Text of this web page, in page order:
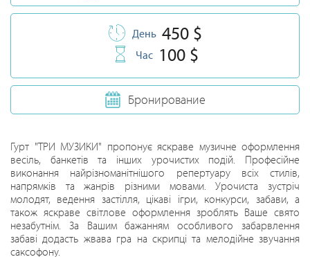
День 450 $
Час 100 $
Бронирование
Гурт "ТРИ МУЗИКИ" пропонує яскраве музичне оформлення
весіль, банкетів та інших урочистих подій. Професійне
виконання найрізноманітнішого репертуару всіх стилів,
напрямків та жанрів різними мовами. Урочиста зустріч
молодят, ведення застілля, цікаві ігри, конкурси, забави, а
також яскраве світлове оформлення зроблять Ваше свято
незабутнім. За Вашим бажанням особливого забарвлення
забаві додасть жвава гра на скрипці та мелодійне звучання
саксофону.